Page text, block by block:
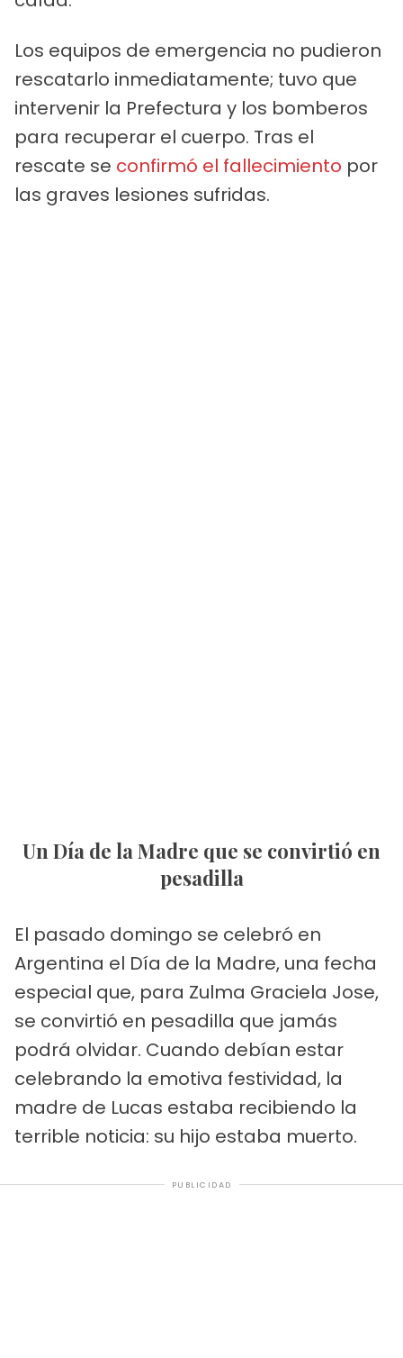
Los equipos de emergencia no pudieron
rescatarlo inmediatamente; tuvo que
intervenir la Prefectura y los bomberos
para recuperar el cuerpo. Tras el
rescate se confirmó el fallecimiento por
las graves lesiones sufridas.
Un Día de la Madre que se convirtió en
pesadilla
El pasado domingo se celebró en
Argentina el Día de la Madre, una fecha
especial que, para Zulma Graciela Jose,
se convirtió en pesadilla que jamás
podrá olvidar. Cuando debían estar
celebrando la emotiva festividad, la
madre de Lucas estaba recibiendo la
terrible noticia: su hijo estaba muerto.
PUBLICIDAD